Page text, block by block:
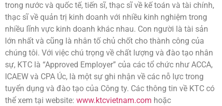
trong nước và quốc tế, tiến sĩ, thạc sĩ về kế toán và tài chính,
thạc sĩ về quản trị kinh doanh với nhiều kinh nghiệm trong
nhiều lĩnh vực kinh doanh khác nhau. Con người là tài sản
lớn nhất và cũng là nhân tố chủ chốt cho thành công của
chúng tôi. Với việc chú trọng về chất lượng và đào tạo nhân
sự, KTC là “Approved Employer” của các tổ chức như ACCA,
ICAEW và CPA Úc, là một sự ghi nhận về các nỗ lực trong
tuyển dụng và đào tạo của Công ty. Các thông tin về KTC có
thể xem tại website: www.ktcvietnam.com hoặc